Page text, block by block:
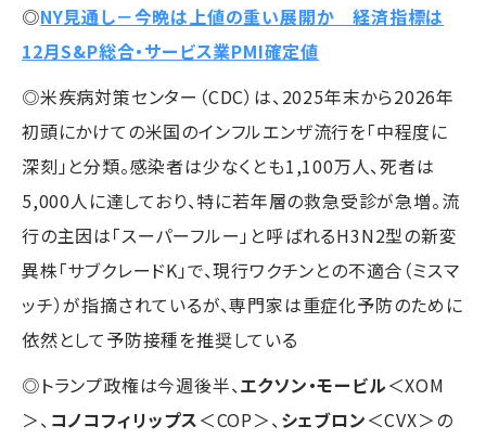
◎NY見通し－今晩は上値の重い展開か 経済指標は
12月S&P総合・サービス業PMI確定値
◎米疾病対策センター（CDC）は、2025年末から2026年
初頭にかけての米国のインフルエンザ流行を「中程度に
深刻」と分類。感染者は少なくとも1,100万人、死者は
5,000人に達しており、特に若年層の救急受診が急増。流
行の主因は「スーパーフルー」と呼ばれるH3N2型の新変
異株「サブクレードK」で、現行ワクチンとの不適合（ミスマ
ッチ）が指摘されているが、専門家は重症化予防のために
依然として予防接種を推奨している
◎トランプ政権は今週後半、エクソン・モービル＜XOM
＞、 コノコフィリップス＜COP＞、 シェブロン＜CVX＞の